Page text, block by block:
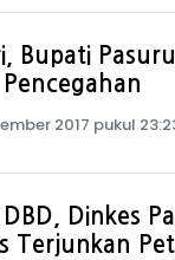
Bupati
2017 pukul
Dinkes
Terjunkan